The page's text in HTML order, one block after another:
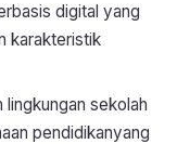
digital yang
karakteristik
lingkungan sekolah
pendidikanyang